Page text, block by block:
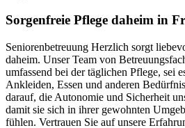
Sorgenfreie Pflege daheim in
Seniorenbetreuung Herzlich sorgt
daheim. Unser Team von
umfassend bei der täglichen Pflege, sei
Ankleiden, Essen und anderen
darauf, die Autonomie und Sicherheit
damit sie sich in ihrer gewohnten
fühlen. Vertrauen Sie auf unsere